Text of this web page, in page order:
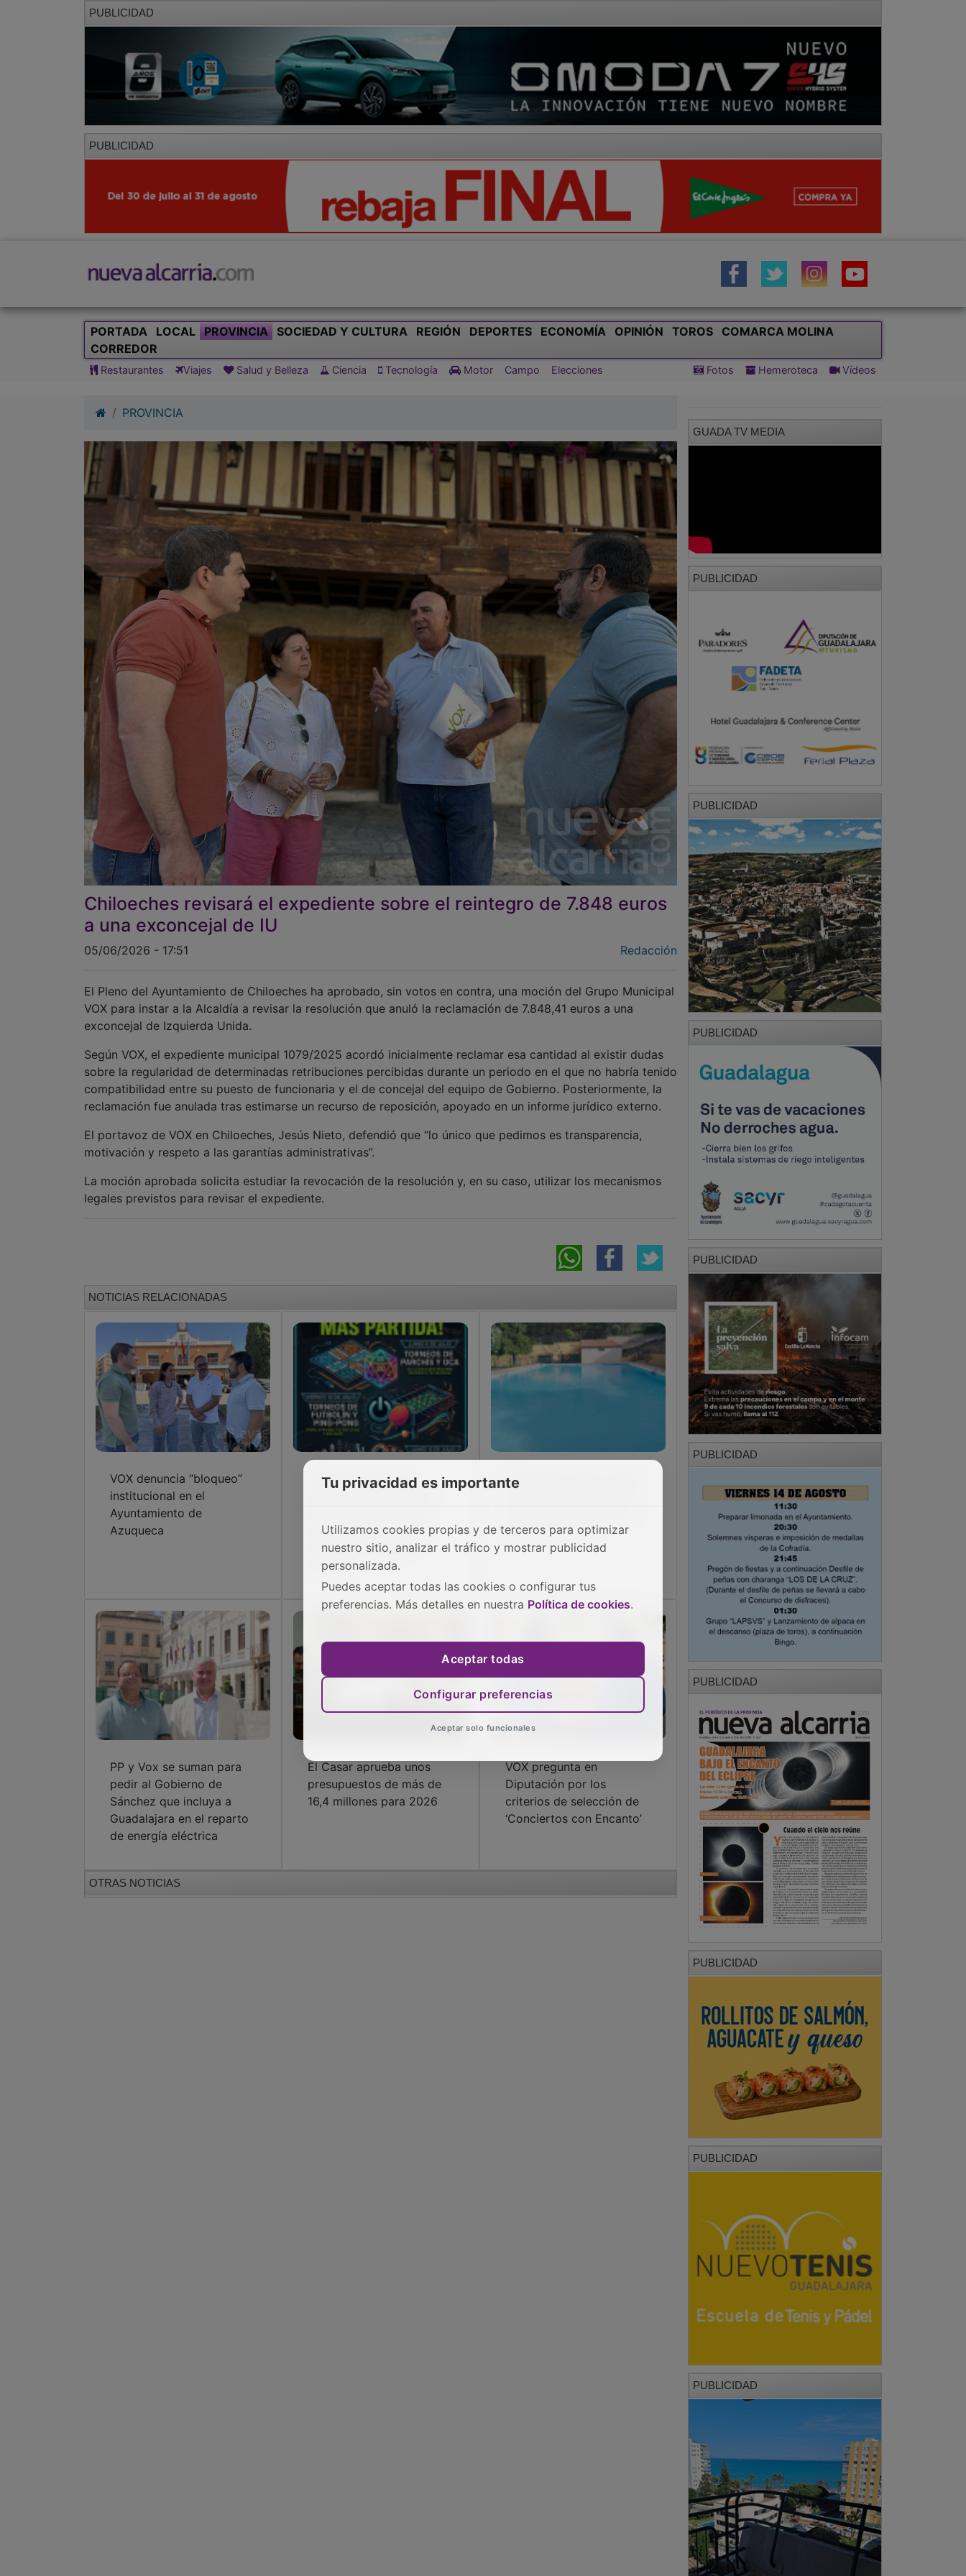
PUBLICIDAD
PUBLICIDAD
PORTADA LOCAL PROVINCIA SOCIEDAD Y CULTURA REGIÓN DEPORTES ECONOMÍA OPINIÓN TOROS
COMARCA MOLINA
CORREDOR
Restaurantes Viajes Salud y Belleza Ciencia Tecnología Motor Campo Elecciones Fotos Hemeroteca Vídeos
PROVINCIA
Chiloeches revisará el expediente sobre el reintegro de 7.848 euros
a una exconcejal de IU
05/06/2026 - 17:51 Redacción
El Pleno del Ayuntamiento de Chiloeches ha aprobado, sin votos en contra, una moción del Grupo Municipal
VOX para instar a la Alcaldía a revisar la resolución que anuló la reclamación de 7.848,41 euros a una
exconcejal de Izquierda Unida.
Según VOX, el expediente municipal 1079/2025 acordó inicialmente reclamar esa cantidad al existir dudas
sobre la regularidad de determinadas retribuciones percibidas durante un periodo en el que no habría tenido
compatibilidad entre su puesto de funcionaria y el de concejal del equipo de Gobierno. Posteriormente, la
reclamación fue anulada tras estimarse un recurso de reposición, apoyado en un informe jurídico externo.
El portavoz de VOX en Chiloeches, Jesús Nieto, defendió que “lo único que pedimos es transparencia,
motivación y respeto a las garantías administrativas”.
La moción aprobada solicita estudiar la revocación de la resolución y, en su caso, utilizar los mecanismos
legales previstos para revisar el expediente.
NOTICIAS RELACIONADAS
VOX denuncia “bloqueo”
institucional en el
Ayuntamiento de
Azuqueca
Chiloeches lanza el
presencial y reducir la
dependencia de las
pantallas
Chiloeches pone a punto
los 15.000 euros
PP y Vox se suman para
pedir al Gobierno de
Sánchez que incluya a
Guadalajara en el reparto
de energía eléctrica
El Casar aprueba unos
presupuestos de más de
16,4 millones para 2026
VOX pregunta en
Diputación por los
criterios de selección de
‘Conciertos con Encanto’
OTRAS NOTICIAS
GUADA TV MEDIA
PUBLICIDAD
PUBLICIDAD
PUBLICIDAD
PUBLICIDAD
PUBLICIDAD
PUBLICIDAD
PUBLICIDAD
PUBLICIDAD
PUBLICIDAD
Tu privacidad es importante
Utilizamos cookies propias y de terceros para optimizar
nuestro sitio, analizar el tráfico y mostrar publicidad
personalizada.
Puedes aceptar todas las cookies o configurar tus
preferencias. Más detalles en nuestra Política de cookies.
Aceptar todas
Configurar preferencias
Aceptar solo funcionales